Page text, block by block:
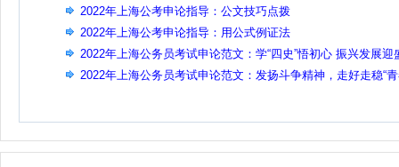
2022年上海公考申论指导：公文技巧点拨
2022年上海公考申论指导：用公式例证法
2022年上海公务员考试申论范文：学“四史”悟初心 振兴发展迎
世
2022年上海公务员考试申论范文：发扬斗争精神，走好走稳“